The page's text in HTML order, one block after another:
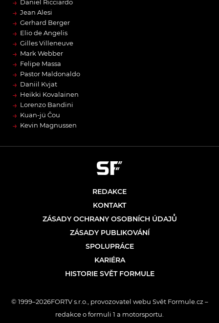
→ Daniel Ricciardo
→ Jean Alesi
→ Gerhard Berger
→ Elio de Angelis
→ Gilles Villeneuve
→ Mark Webber
→ Felipe Massa
→ Pastor Maldonaldo
→ Daniil Kvjat
→ Heikki Kovalainen
→ Lorenzo Bandini
→ Kuan-jü Čou
→ Kevin Magnussen
REDAKCE
KONTAKT
ZÁSADY OCHRANY OSOBNÍCH ÚDAJŮ
ZÁSADY PUBLIKOVÁNÍ
SPOLUPRÁCE
KARIÉRA
HISTORIE SVĚT FORMULE
© 1999–2026FORTV s.r.o., provozovatel webu Svět Formule.cz –
redakce o formuli 1 a motorsportu.